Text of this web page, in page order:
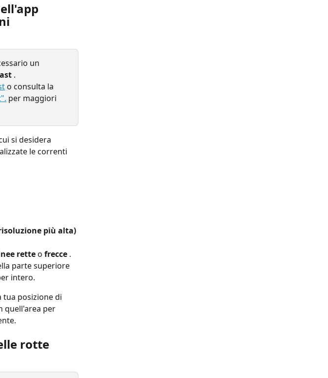
un
.
o consulta la
per maggiori
si desidera
le correnti
più alta)
rette o frecce .
parte superiore
intero.
tua posizione di
quell'area per
rotte